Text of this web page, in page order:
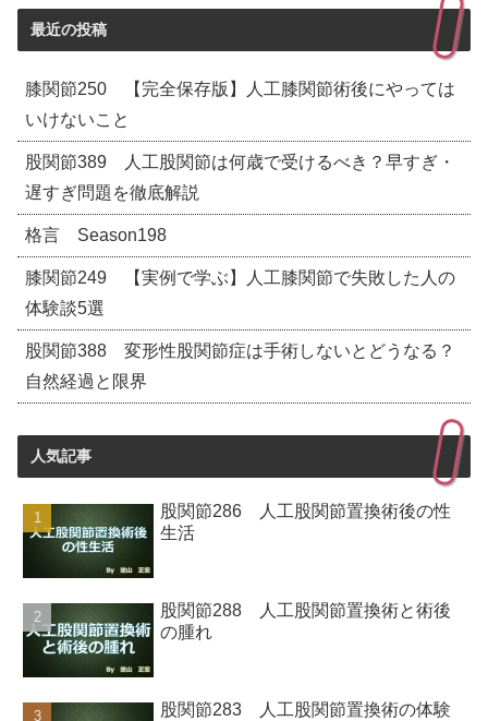
最近の投稿
膝関節250 【完全保存版】人工膝関節術後にやっては
いけないこと
股関節389 人工股関節は何歳で受けるべき？早すぎ・
遅すぎ問題を徹底解説
格言 Season198
膝関節249 【実例で学ぶ】人工膝関節で失敗した人の
体験談5選
股関節388 変形性股関節症は手術しないとどうなる？
自然経過と限界
人気記事
股関節286 人工股関節置換術後の性
生活
股関節288 人工股関節置換術と術後
の腫れ
股関節283 人工股関節置換術の体験